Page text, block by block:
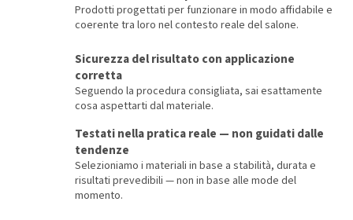
Prodotti progettati per funzionare in modo affidabile e
coerente tra loro nel contesto reale del salone.
Sicurezza del risultato con applicazione
corretta
Seguendo la procedura consigliata, sai esattamente
cosa aspettarti dal materiale.
Testati nella pratica reale — non guidati dalle
tendenze
Selezioniamo i materiali in base a stabilità, durata e
risultati prevedibili — non in base alle mode del
momento.